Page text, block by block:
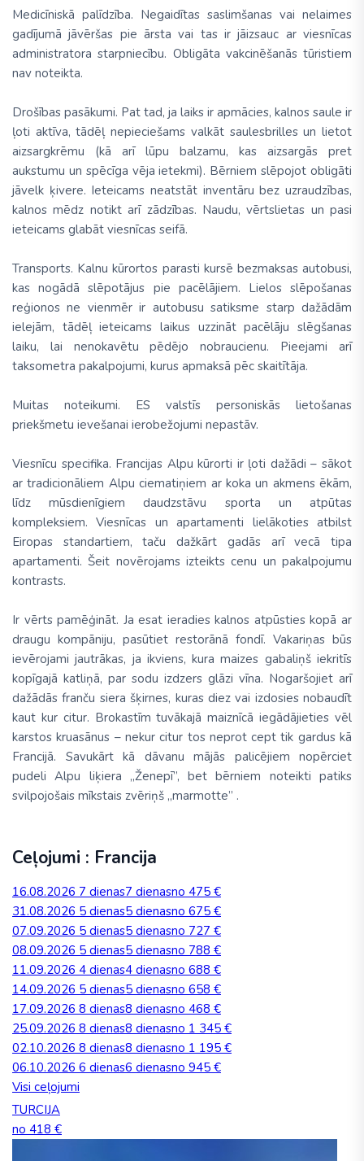
Medicīniskā palīdzība. Negaidītas saslimšanas vai nelaimes
gadījumā jāvēršas pie ārsta vai tas ir jāizsauc ar viesnīcas
administratora starpniecību. Obligāta vakcinēšanās tūristiem
nav noteikta.
Drošības pasākumi. Pat tad, ja laiks ir apmācies, kalnos saule ir
ļoti aktīva, tādēļ nepieciešams valkāt saulesbrilles un lietot
aizsargkrēmu (kā arī lūpu balzamu, kas aizsargās pret
aukstumu un spēcīga vēja ietekmi). Bērniem slēpojot obligāti
jāvelk ķivere. Ieteicams neatstāt inventāru bez uzraudzības,
kalnos mēdz notikt arī zādzības. Naudu, vērtslietas un pasi
ieteicams glabāt viesnīcas seifā.
Transports. Kalnu kūrortos parasti kursē bezmaksas autobusi,
kas nogādā slēpotājus pie pacēlājiem. Lielos slēpošanas
reģionos ne vienmēr ir autobusu satiksme starp dažādām
ielejām, tādēļ ieteicams laikus uzzināt pacēlāju slēgšanas
laiku, lai nenokavētu pēdējo nobraucienu. Pieejami arī
taksometra pakalpojumi, kurus apmaksā pēc skaitītāja.
Muitas noteikumi. ES valstīs personiskās lietošanas
priekšmetu ievešanai ierobežojumi nepastāv.
Viesnīcu specifika. Francijas Alpu kūrorti ir ļoti dažādi – sākot
ar tradicionāliem Alpu ciematiņiem ar koka un akmens ēkām,
līdz mūsdienīgiem daudzstāvu sporta un atpūtas
kompleksiem. Viesnīcas un apartamenti lielākoties atbilst
Eiropas standartiem, taču dažkārt gadās arī vecā tipa
apartamenti. Šeit novērojams izteikts cenu un pakalpojumu
kontrasts.
Ir vērts pamēģināt. Ja esat ieradies kalnos atpūsties kopā ar
draugu kompāniju, pasūtiet restorānā fondī. Vakariņas būs
ievērojami jautrākas, ja ikviens, kura maizes gabaliņš iekritīs
kopīgajā katliņā, par sodu izdzers glāzi vīna. Nogaršojiet arī
dažādās franču siera šķirnes, kuras diez vai izdosies nobaudīt
kaut kur citur. Brokastīm tuvākajā maiznīcā iegādājieties vēl
karstos kruasānus – nekur citur tos neprot cept tik gardus kā
Francijā. Savukārt kā dāvanu mājās palicējiem nopērciet
pudeli Alpu liķiera „Ženepī”, bet bērniem noteikti patiks
svilpojošais mīkstais zvēriņš „marmotte” .
Ceļojumi : Francija
16.08.2026 7 dienas7 dienasno 475 €
31.08.2026 5 dienas5 dienasno 675 €
07.09.2026 5 dienas5 dienasno 727 €
08.09.2026 5 dienas5 dienasno 788 €
11.09.2026 4 dienas4 dienasno 688 €
14.09.2026 5 dienas5 dienasno 658 €
17.09.2026 8 dienas8 dienasno 468 €
25.09.2026 8 dienas8 dienasno 1 345 €
02.10.2026 8 dienas8 dienasno 1 195 €
06.10.2026 6 dienas6 dienasno 945 €
Visi ceļojumi
TURCIJA
no 418 €